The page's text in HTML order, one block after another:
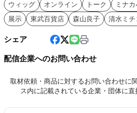
ウィッグ
オンライン トーク ミナ
展示
東武百貨店 森山良子 清水ミチ
シェア
配信企業へのお問い合わせ
取材依頼・商品に対するお問い合わせに
ス内に記載されている企業・団体に直